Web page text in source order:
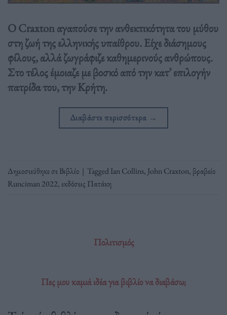
Ο Craxton αγαπούσε την ανθεκτικότητα του µύθου
στη ζωή της ελληνικής υπαίθρου. Είχε διάσηµους
φίλους, αλλά ζωγράφιζε καθηµερινούς ανθρώπους.
Στο τέλος έµοιαζε µε βοσκό από την κατ’ επιλογήν
πατρίδα του, την Κρήτη.
Διαβάστε περισσότερα →
Δημοσιεύθηκε σεΒιβλίο | TaggedIan Collins, John Craxton, βραβείο
Runciman 2022, εκδόσεις Πατάκη
Πολιτισμός
Πες μου καμιά ιδέα για βιβλίο να διαβάσω;